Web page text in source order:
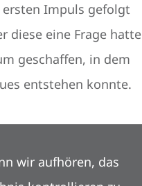
Impuls gefolgt
diese eine Frage hatte
geschaffen, in dem
entstehen konnte.
wir aufhören, das